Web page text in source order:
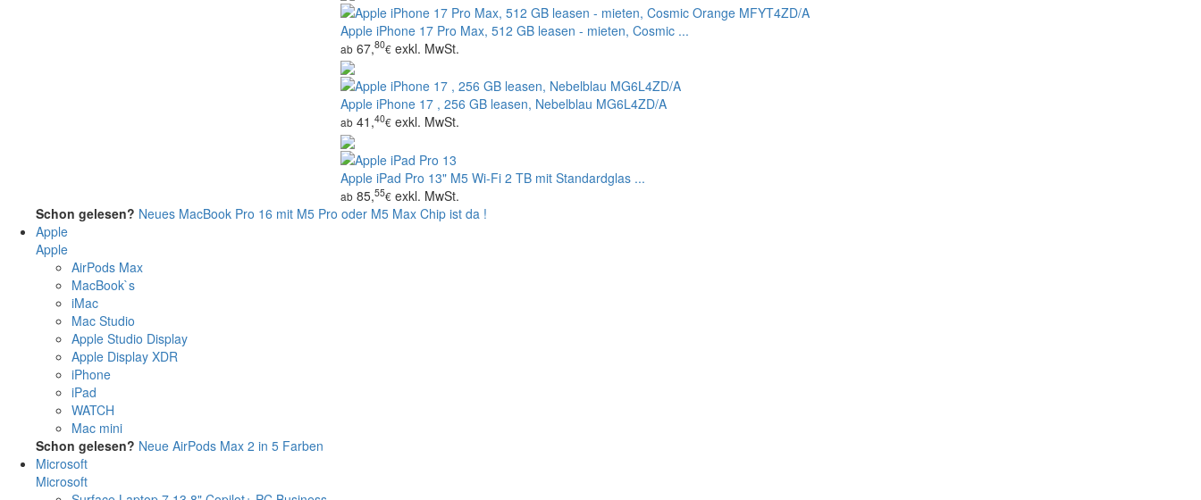
Apple iPhone 17 Pro Max, 512 GB leasen - mieten, Cosmic ...
ab 67,80€ exkl. MwSt.
Apple iPhone 17 , 256 GB leasen, Nebelblau MG6L4ZD/A
ab 41,40€ exkl. MwSt.
Apple iPad Pro 13" M5 Wi‑Fi 2 TB mit Standardglas ...
ab 85,55€ exkl. MwSt.
Schon gelesen? Neues MacBook Pro 16 mit M5 Pro oder M5 Max Chip ist da !
Apple
Apple
AirPods Max
MacBook`s
iMac
Mac Studio
Apple Studio Display
Apple Display XDR
iPhone
iPad
WATCH
Mac mini
Schon gelesen? Neue AirPods Max 2 in 5 Farben
Microsoft
Microsoft